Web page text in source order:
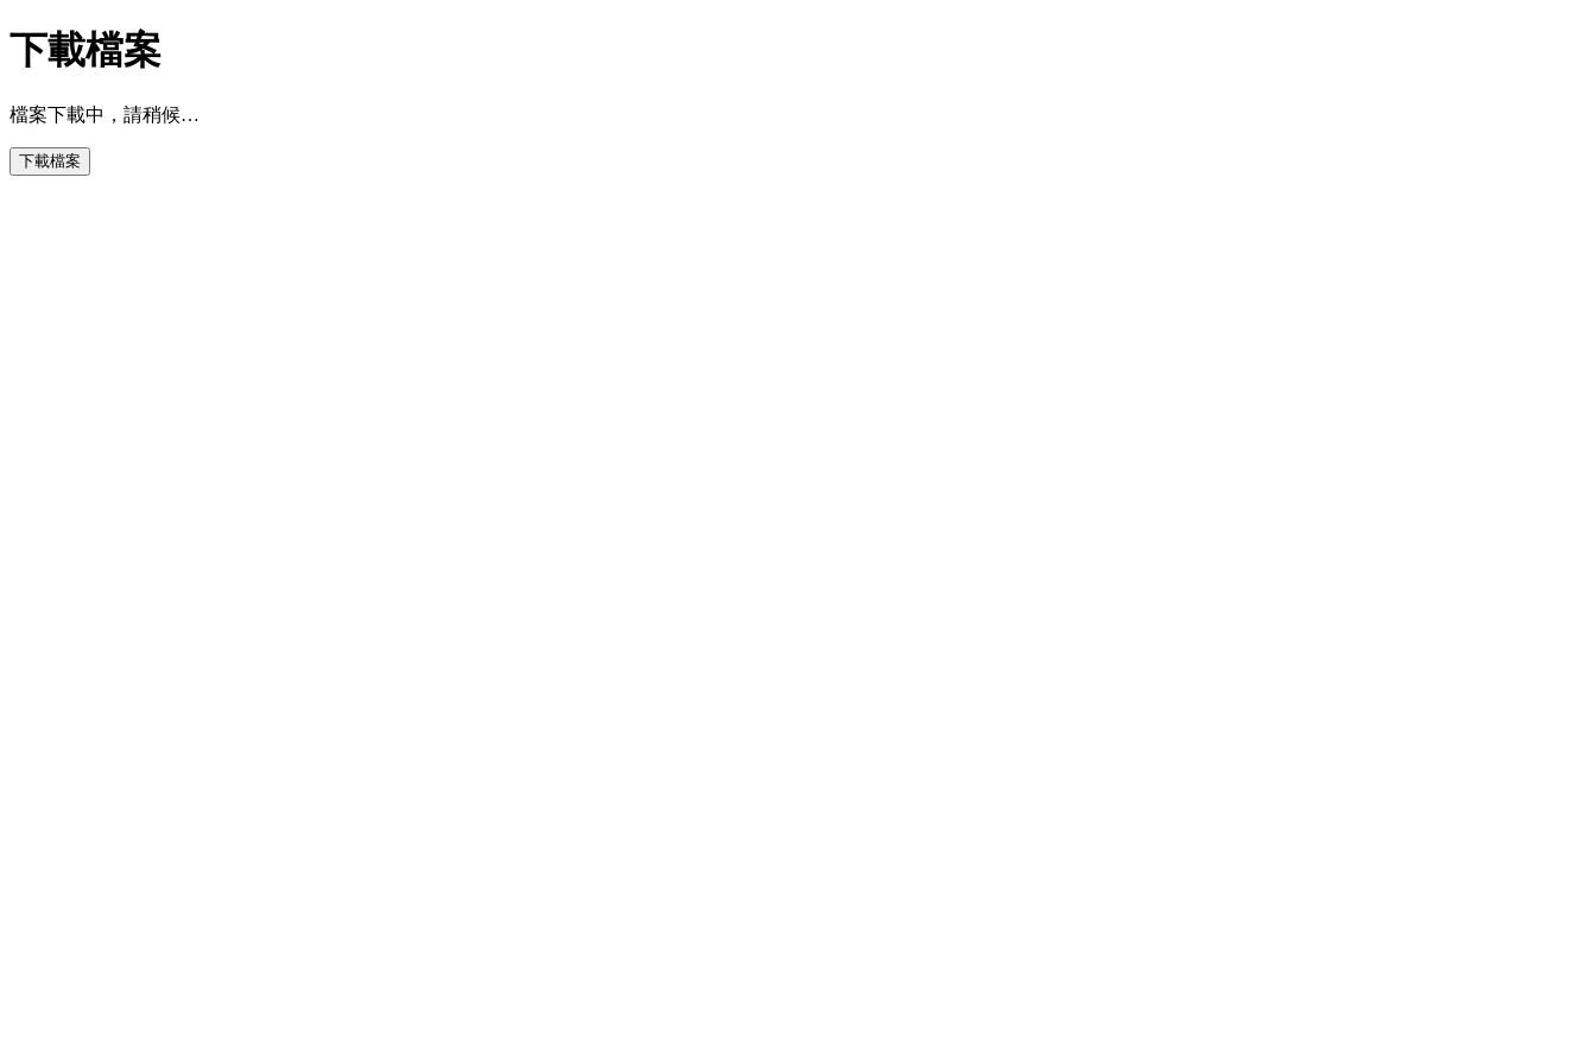
下載檔案
檔案下載中，請稍候…
下載檔案